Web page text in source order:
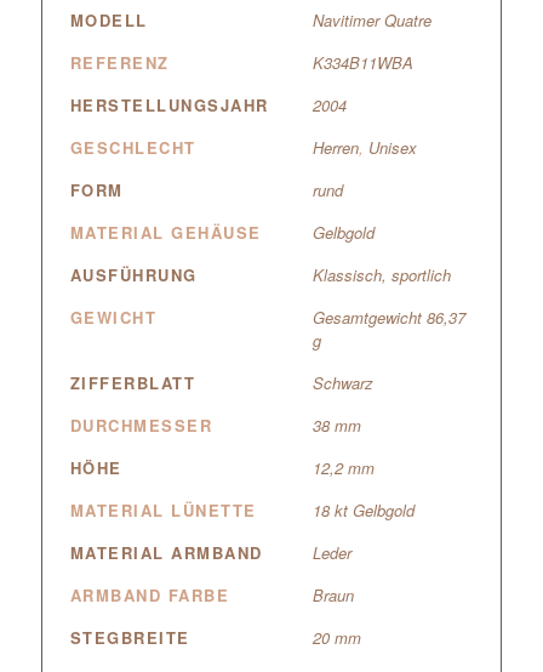
MODELL
Navitimer Quatre
REFERENZ
K334B11WBA
HERSTELLUNGSJAHR
2004
GESCHLECHT
Herren, Unisex
FORM
rund
MATERIAL GEHÄUSE
Gelbgold
AUSFÜHRUNG
Klassisch, sportlich
GEWICHT
Gesamtgewicht 86,37
g
ZIFFERBLATT
Schwarz
DURCHMESSER
38 mm
HÖHE
12,2 mm
MATERIAL LÜNETTE
18 kt Gelbgold
MATERIAL ARMBAND
Leder
ARMBAND FARBE
Braun
STEGBREITE
20 mm